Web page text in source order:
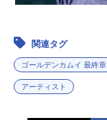
関連タグ
ゴールデンカムイ 最終章
アーティスト